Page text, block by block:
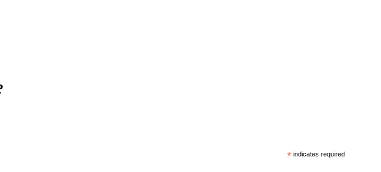
* indicates required